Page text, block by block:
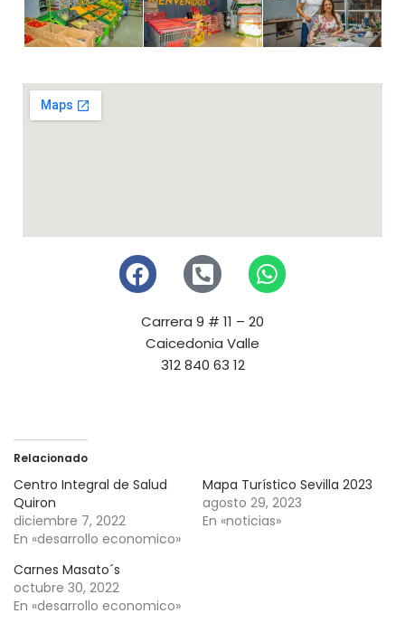
Carrera 9 # 11 – 20
Caicedonia Valle
312 840 63 12
Relacionado
Centro Integral de Salud
Quiron
diciembre 7, 2022
En «desarrollo economico»
Mapa Turístico Sevilla 2023
agosto 29, 2023
En «noticias»
Carnes Masato´s
octubre 30, 2022
En «desarrollo economico»